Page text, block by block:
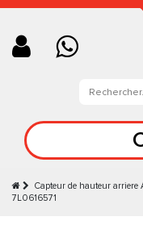
Capteur de hauteur arriere
7L0616571